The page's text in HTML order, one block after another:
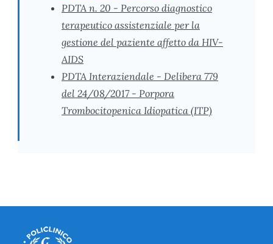
PDTA n. 20 - Percorso diagnostico
terapeutico assistenziale per la
gestione del paziente affetto da HIV-
AIDS
PDTA Interaziendale - Delibera 779
del 24/08/2017 - Porpora
Trombocitopenica Idiopatica (ITP)